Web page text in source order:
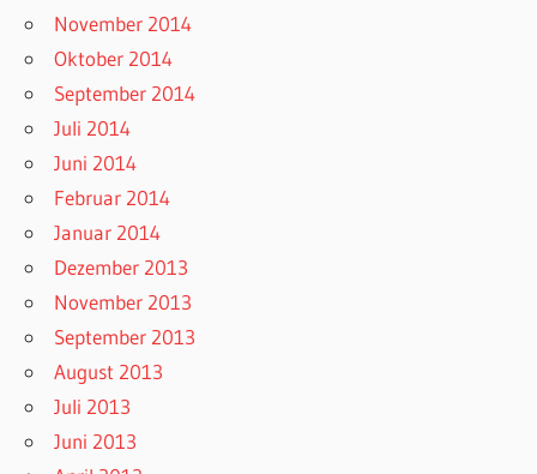
November 2014
Oktober 2014
September 2014
Juli 2014
Juni 2014
Februar 2014
Januar 2014
Dezember 2013
November 2013
September 2013
August 2013
Juli 2013
Juni 2013